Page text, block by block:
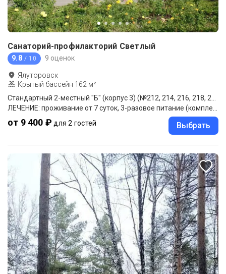
Санаторий-профилакторий Светлый
9.8 / 10 9 оценок
Ялуторовск
Крытый бассейн 162 м²
от 9 400 ₽ для 2 гостей Выбрать